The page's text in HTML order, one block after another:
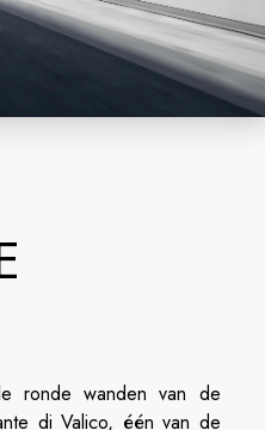
ronde wanden van de
di Valico, één van de